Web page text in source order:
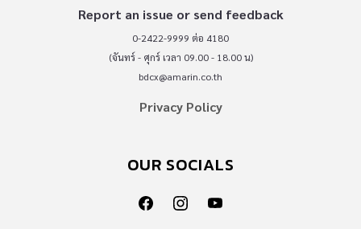
Report an issue or send feedback
0-2422-9999 ต่อ 4180
(จันทร์ - ศุกร์ เวลา 09.00 - 18.00 น)
bdcx@amarin.co.th
Privacy Policy
OUR SOCIALS